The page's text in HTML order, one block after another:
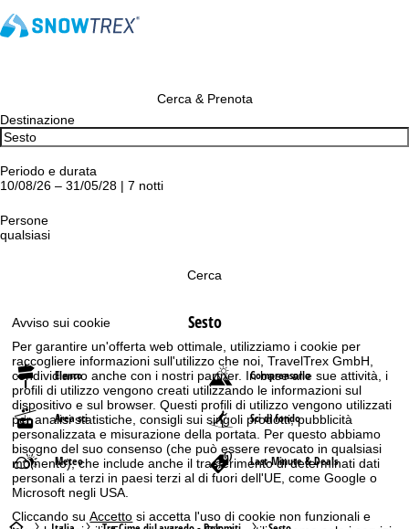
Avviso sui cookie
Per garantire un'offerta web ottimale, utilizziamo i cookie per
raccogliere informazioni sull'utilizzo che noi, TravelTrex GmbH,
condividiamo anche con i nostri partner. In base alle sue attività, i
profili di utilizzo vengono creati utilizzando le informazioni sul
dispositivo e sul browser. Questi profili di utilizzo vengono utilizzati
per analisi statistiche, consigli sui singoli prodotti, pubblicità
personalizzata e misurazione della portata. Per questo abbiamo
bisogno del suo consenso (che può essere revocato in qualsiasi
momento), che include anche il trasferimento di determinati dati
personali a terzi in paesi terzi al di fuori dell'UE, come Google o
Microsoft negli USA.
Cliccando suAccetto si accetta l'uso di cookie non funzionali e
Cerca & Prenota
Destinazione
Periodo e durata
10/08/26 – 31/05/28 | 7 notti
Persone
qualsiasi
Cerca
Sesto
Elenco Comprensorio
Area sci Sci di fondo
Meteo Last-Minute & Deals